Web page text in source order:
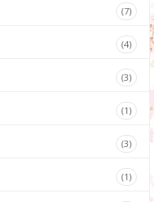
(7)
(4)
(3)
(1)
(3)
(1)